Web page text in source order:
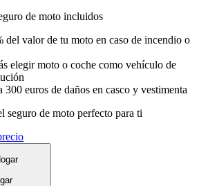
de moto incluidos
del valor de tu moto en caso de incendio o
elegir moto o coche como vehículo de
300 euros de daños en casco y vestimenta
seguro de moto perfecto para ti